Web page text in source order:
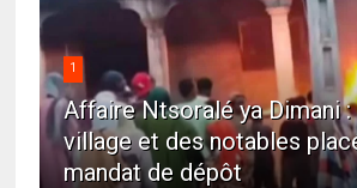
1
Affaire Ntsoralé ya Dimani
village et des notables
mandat de dépôt